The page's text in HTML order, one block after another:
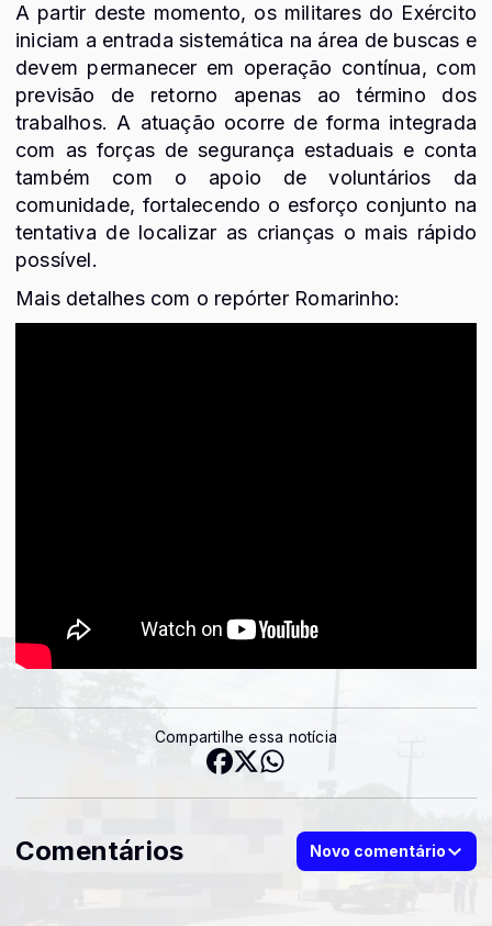
A partir deste momento, os militares do Exército
iniciam a entrada sistemática na área de buscas e
devem permanecer em operação contínua, com
previsão de retorno apenas ao término dos
trabalhos. A atuação ocorre de forma integrada
com as forças de segurança estaduais e conta
também com o apoio de voluntários da
comunidade, fortalecendo o esforço conjunto na
tentativa de localizar as crianças o mais rápido
possível.
Mais detalhes com o repórter Romarinho:
Compartilhe essa notícia
Comentários Novo comentário